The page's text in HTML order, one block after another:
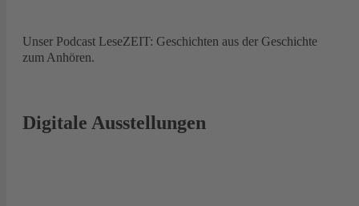
Unser Podcast LeseZEIT: Geschichten aus der Geschichte
zum Anhören.
Digitale Ausstellungen